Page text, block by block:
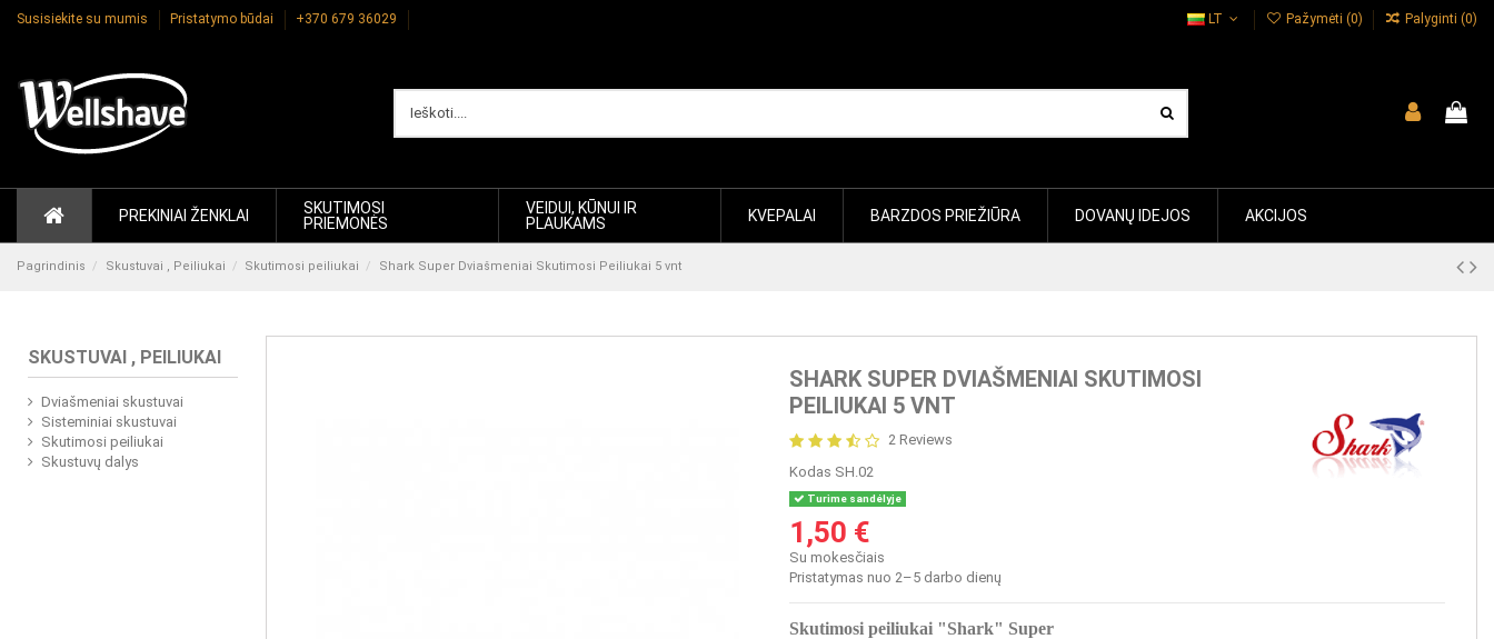
Susisiekite su mumis Pristatymo būdai +370 679 36029 LT Pažymėti (0) Palyginti (0)
PREKINIAI ŽENKLAI
SKUTIMOSI
PRIEMONĖS
VEIDUI, KŪNUI IR
PLAUKAMS
KVEPALAI BARZDOS PRIEŽIŪRA DOVANŲ IDEJOS AKCIJOS
Pagrindinis Skustuvai , Peiliukai Skutimosi peiliukai Shark Super Dviašmeniai Skutimosi Peiliukai 5 vnt
SHARK SUPER DVIAŠMENIAI SKUTIMOSI
PEILIUKAI 5 VNT
2 Reviews
Kodas SH.02
Turime sandėlyje
1,50 €
Su mokesčiais
Pristatymas nuo 2–5 darbo dienų
Skutimosi peiliukai "Shark" Super
SKUSTUVAI , PEILIUKAI
Dviašmeniai skustuvai
Sisteminiai skustuvai
Skutimosi peiliukai
Skustuvų dalys